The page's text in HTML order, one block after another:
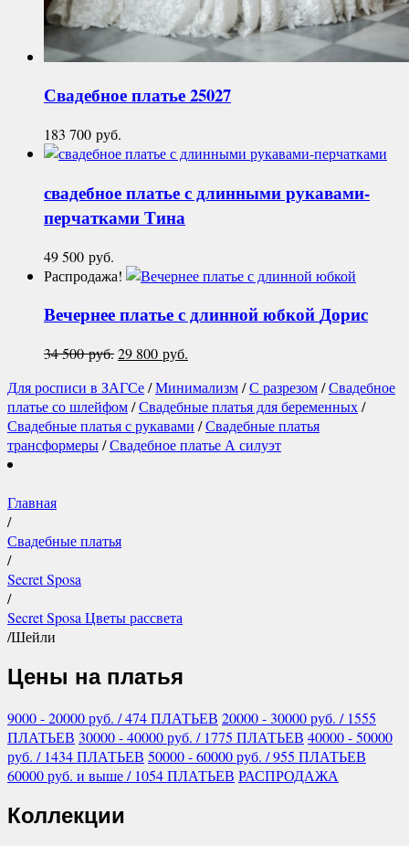
Свадебное платье25027
183 700 руб.
свадебное платье с длинными рукавами-
перчаткамиТина
49 500 руб.
Распродажа!
Вечернее платье с длинной юбкойДорис
34 500руб.Первоначальная
составляла
34
500 руб..
29 800 руб.
29
800 руб..
Для росписи в ЗАГСе/Минимализм/С разрезом/Свадебное
платье со шлейфом/Свадебные платья для беременных/
Свадебные платья с рукавами /Свадебные платья
трансформеры/Свадебное платье А силуэт
Главная
/
Свадебные платья
/
Secret Sposa
/
Secret Sposa Цветы рассвета
/Шейли
Цены на платья
9000 - 20000руб. / 474 ПЛАТЬЕВ 20000 - 30000руб. / 1555
ПЛАТЬЕВ 30000 - 40000руб. / 1775 ПЛАТЬЕВ 40000 - 50000
руб. / 1434 ПЛАТЬЕВ 50000 - 60000руб. / 955 ПЛАТЬЕВ
60000руб. и выше/ 1054 ПЛАТЬЕВ РАСПРОДАЖА
Коллекции